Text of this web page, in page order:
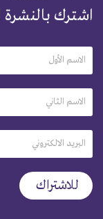
اشترك بالنشرة